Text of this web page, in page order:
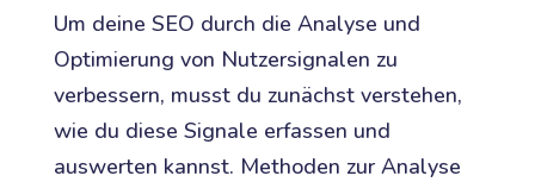
Um deine SEO durch die Analyse und
Optimierung von Nutzersignalen zu
verbessern, musst du zunächst verstehen,
wie du diese Signale erfassen und
auswerten kannst. Methoden zur Analyse